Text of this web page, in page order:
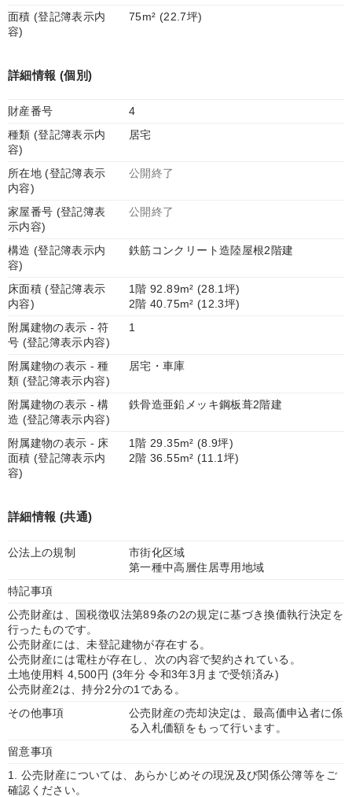
面積 (登記簿表示内
容)
75m² (22.7坪)
詳細情報 (個別)
財産番号
4
種類 (登記簿表示内
容)
居宅
所在地 (登記簿表示
内容)
公開終了
家屋番号 (登記簿表
示内容)
公開終了
構造 (登記簿表示内
容)
鉄筋コンクリート造陸屋根2階建
床面積 (登記簿表示
内容)
1階 92.89m² (28.1坪)
2階 40.75m² (12.3坪)
附属建物の表示 - 符
号 (登記簿表示内容)
1
附属建物の表示 - 種
類 (登記簿表示内容)
居宅・車庫
附属建物の表示 - 構
造 (登記簿表示内容)
鉄骨造亜鉛メッキ鋼板葺2階建
附属建物の表示 - 床
面積 (登記簿表示内
容)
1階 29.35m² (8.9坪)
2階 36.55m² (11.1坪)
詳細情報 (共通)
公法上の規制
市街化区域
第一種中高層住居専用地域
特記事項
公売財産は、国税徴収法第89条の2の規定に基づき換価執行決定を
行ったものです。
公売財産には、未登記建物が存在する。
公売財産には電柱が存在し、次の内容で契約されている。
土地使用料 4,500円 (3年分 令和3年3月まで受領済み)
公売財産2は、持分2分の1である。
その他事項
公売財産の売却決定は、最高価申込者に係
る入札価額をもって行います。
留意事項
1. 公売財産については、あらかじめその現況及び関係公簿等をご
確認ください。